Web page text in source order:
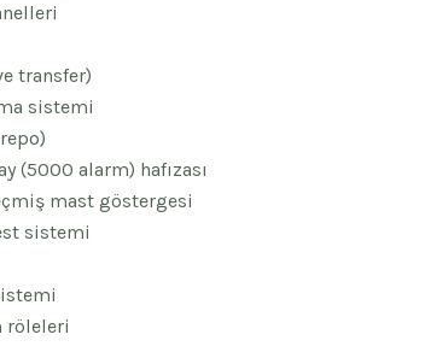
transfer)
sistemi
(5000 alarm) hafızası
mast göstergesi
sistemi
röleleri